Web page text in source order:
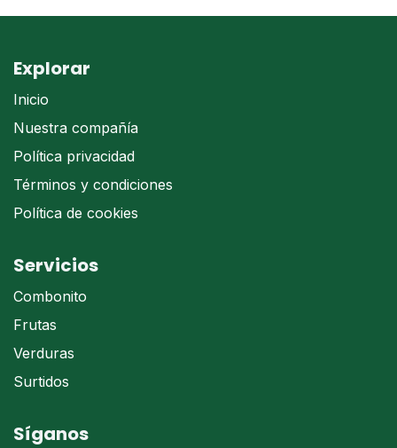
Explorar
Inicio
Nuestra compañía
Política privacidad
Términos y condiciones
Política de cookies
Servicios
Combonito
Frutas
Verduras
Surtidos
Síganos